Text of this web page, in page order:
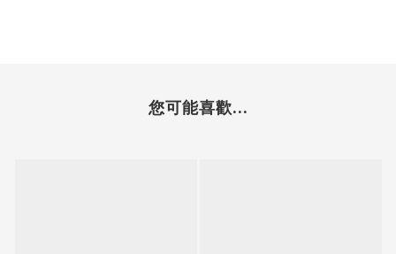
您可能喜歡...